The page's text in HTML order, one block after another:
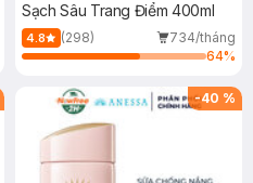
Sạch Sâu Trang Điểm 400ml
4.8 (298)
734/tháng
64%
-40 %